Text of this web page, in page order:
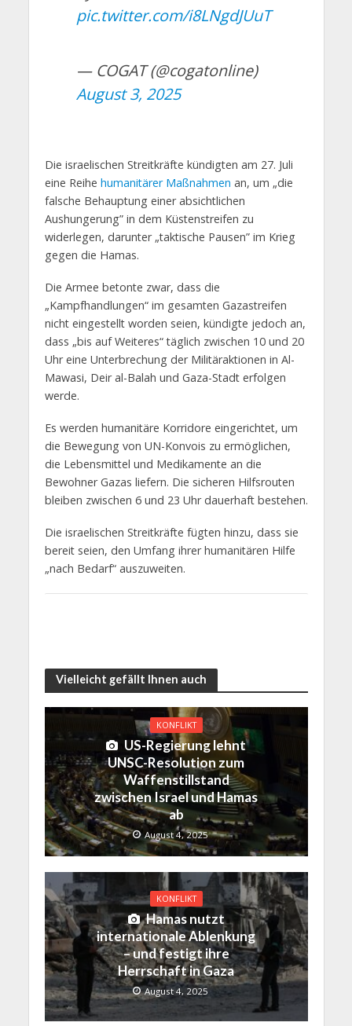
pic.twitter.com/i8LNgdJUuT
— COGAT (@cogatonline)
August 3, 2025
Die israelischen Streitkräfte kündigten am 27. Juli
eine Reihe humanitärer Maßnahmen an, um „die
falsche Behauptung einer absichtlichen
Aushungerung” in dem Küstenstreifen zu
widerlegen, darunter „taktische Pausen” im Krieg
gegen die Hamas.
Die Armee betonte zwar, dass die
„Kampfhandlungen“ im gesamten Gazastreifen
nicht eingestellt worden seien, kündigte jedoch an,
dass „bis auf Weiteres“ täglich zwischen 10 und 20
Uhr eine Unterbrechung der Militäraktionen in Al-
Mawasi, Deir al-Balah und Gaza-Stadt erfolgen
werde.
Es werden humanitäre Korridore eingerichtet, um
die Bewegung von UN-Konvois zu ermöglichen,
die Lebensmittel und Medikamente an die
Bewohner Gazas liefern. Die sicheren Hilfsrouten
bleiben zwischen 6 und 23 Uhr dauerhaft bestehen.
Die israelischen Streitkräfte fügten hinzu, dass sie
bereit seien, den Umfang ihrer humanitären Hilfe
„nach Bedarf“ auszuweiten.
Vielleicht gefällt Ihnen auch
KONFLIKT
US-Regierung lehnt
UNSC-Resolution zum
Waffenstillstand
zwischen Israel und Hamas
ab
August 4, 2025
KONFLIKT
Hamas nutzt
internationale Ablenkung
– und festigt ihre
Herrschaft in Gaza
August 4, 2025